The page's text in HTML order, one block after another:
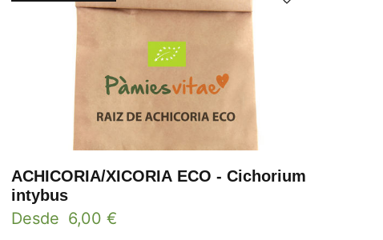
ACHICORIA/XICORIA ECO - Cichorium
intybus
Desde 6,00 €